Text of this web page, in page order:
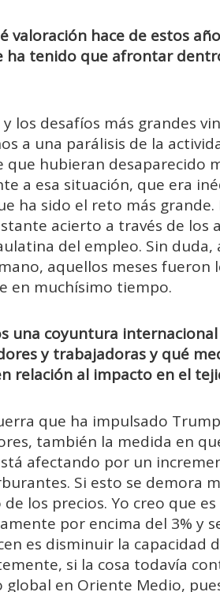
valoración hace de estos
ha tenido que afrontar
los desafíos más grandes
a una parálisis de la
que hubieran desaparecido
a esa situación, que era
ha sido el reto más
acierto a través de los
del empleo. Sin duda,
aquellos meses fueron
en muchísimo tiempo.
una coyuntura internacional
y trabajadoras y qué
relación al impacto en el
que ha impulsado
también la medida en
afectando por un
Si esto se demora
los precios. Yo creo que
por encima del 3% y
es disminuir la capacidad
si la cosa todavía
global en Oriente Medio,